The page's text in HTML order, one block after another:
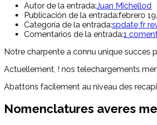
Autor de la entrada:Juan Michellod
Publicación de la entrada:febrero
Categoría de la entrada:spdate fr
Comentarios de la entrada:1
Notre charpente a connu unique succes
Actuellement, ! nos telechargements
Abattons facilement au niveau des
Nomenclatures averes